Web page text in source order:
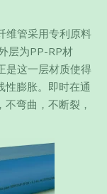
维管采用专利原料
层为PP-RP材
是这一层材质使得
性膨胀。即时在通
弯曲，不断裂，